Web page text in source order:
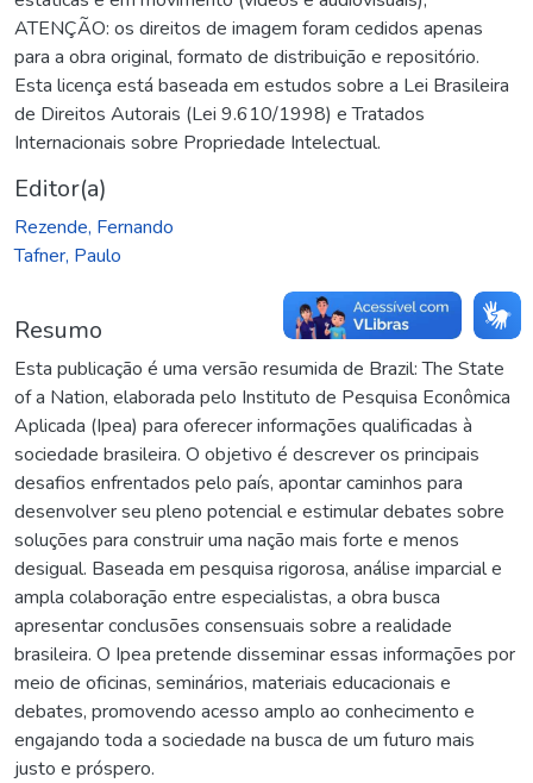
ATENÇÃO: os direitos de imagem foram cedidos apenas
para a obra original, formato de distribuição e repositório.
Esta licença está baseada em estudos sobre a Lei Brasileira
de Direitos Autorais (Lei 9.610/1998) e Tratados
Internacionais sobre Propriedade Intelectual.
Editor(a)
Rezende, Fernando
Tafner, Paulo
Resumo
Esta publicação é uma versão resumida de Brazil: The State
of a Nation, elaborada pelo Instituto de Pesquisa Econômica
Aplicada (Ipea) para oferecer informações qualificadas à
sociedade brasileira. O objetivo é descrever os principais
desafios enfrentados pelo país, apontar caminhos para
desenvolver seu pleno potencial e estimular debates sobre
soluções para construir uma nação mais forte e menos
desigual. Baseada em pesquisa rigorosa, análise imparcial e
ampla colaboração entre especialistas, a obra busca
apresentar conclusões consensuais sobre a realidade
brasileira. O Ipea pretende disseminar essas informações por
meio de oficinas, seminários, materiais educacionais e
debates, promovendo acesso amplo ao conhecimento e
engajando toda a sociedade na busca de um futuro mais
justo e próspero.